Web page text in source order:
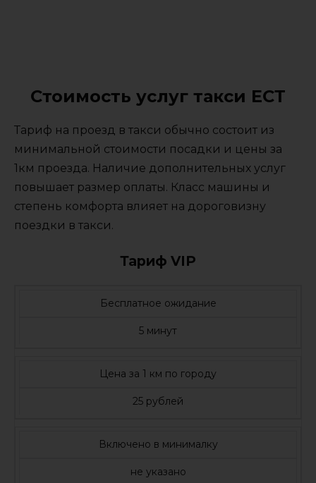
Стоимость услуг такси ЕСТ
Тариф на проезд в такси обычно состоит из
минимальной стоимости посадки и цены за
1км проезда. Наличие дополнительных услуг
повышает размер оплаты. Класс машины и
степень комфорта влияет на дороговизну
поездки в такси.
Тариф VIP
Бесплатное ожидание
5 минут
Цена за 1 км по городу
25 рублей
Включено в минималку
не указано